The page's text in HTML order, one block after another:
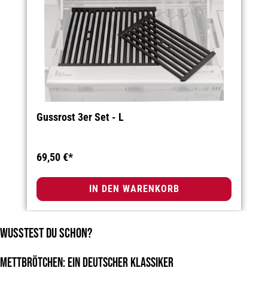
Gussrost 3er Set - L
69,50 €*
IN DEN WARENKORB
Wusstest du schon?
Mettbrötchen: Eindeutscher Klassiker